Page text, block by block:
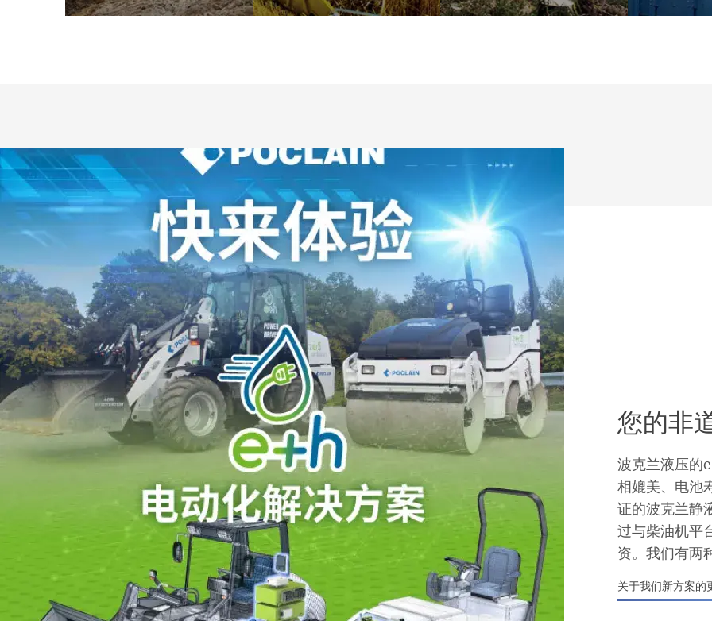
您的非
波克兰液压的
相媲美、电池
证的波克兰静
过与柴油机平
资。我们有两
关于我们新方案的